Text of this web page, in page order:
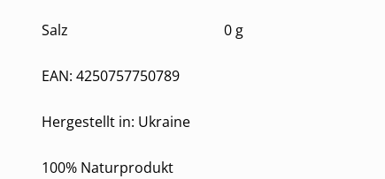
Salz 0 g
EAN: 4250757750789
Hergestellt in: Ukraine
100% Naturprodukt